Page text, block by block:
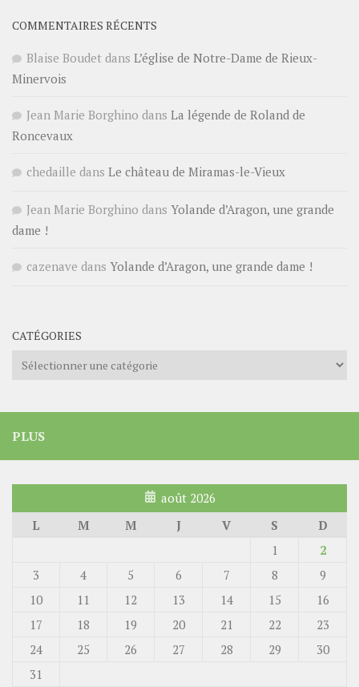
COMMENTAIRES RÉCENTS
Blaise Boudet dans L’église de Notre-Dame de Rieux-
Minervois
Jean Marie Borghino dans La légende de Roland de
Roncevaux
chedaille dans Le château de Miramas-le-Vieux
Jean Marie Borghino dans Yolande d’Aragon, une grande
dame !
cazenave dans Yolande d’Aragon, une grande dame !
CATÉGORIES
Catégories
PLUS
août 2026
L
M M J V S
D
1
2
3
4 5 6 7 8
9
10
11 12 13 14 15
16
17
18 19 20 21 22
23
24
25 26 27 28 29
30
31